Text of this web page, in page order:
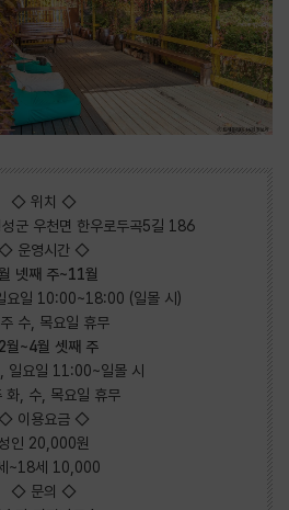
◇ 위치 ◇
성군 우천면 한우로두곡5길 186
◇ 운영시간 ◇
넷째 주~11월
요일 10:00~18:00 (일몰 시)
수, 목요일 휴무
월~4월 셋째 주
일요일 11:00~일몰 시
화, 수, 목요일 휴무
◇ 이용요금 ◇
인 20,000원
~18세 10,000
◇ 문의 ◇